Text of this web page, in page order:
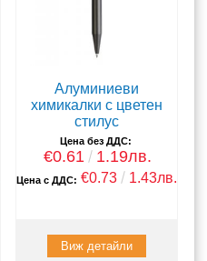
Алуминиеви
химикалки с цветен
стилус
Цена без ДДС:
€0.61 1.19лв.
Цена с ДДС: €0.73 1.43лв.
Виж детайли